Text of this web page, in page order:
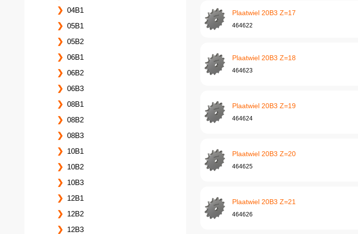
Plaatwiel 20B3 Z=17
464622
Plaatwiel 20B3 Z=18
464623
Plaatwiel 20B3 Z=19
464624
Plaatwiel 20B3 Z=20
464625
Plaatwiel 20B3 Z=21
464626
04B1
05B1
05B2
06B1
06B2
06B3
08B1
08B2
08B3
10B1
10B2
10B3
12B1
12B2
12B3